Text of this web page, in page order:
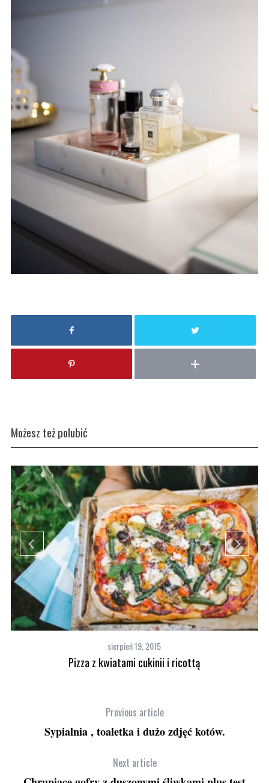
Możesz też polubić
sierpień 19, 2015
Pizza z kwiatami cukinii i ricottą
Previous article
Sypialnia , toaletka i dużo zdjęć kotów.
Next article